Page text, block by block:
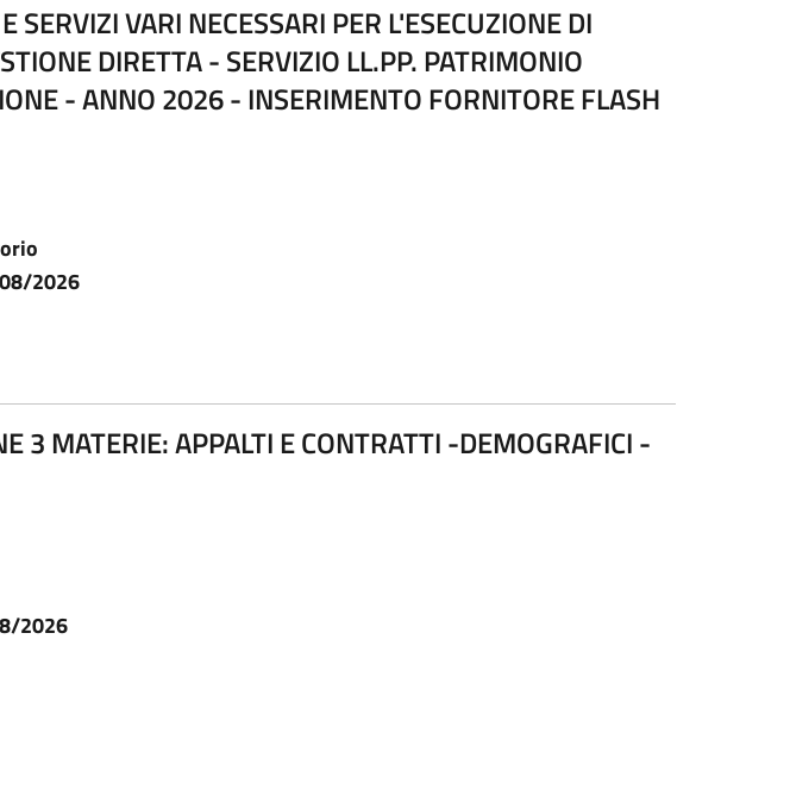
VARI NECESSARI PER L'ESECUZIONE DI
DIRETTA - SERVIZIO LL.PP. PATRIMONIO
- ANNO 2026 - INSERIMENTO FORNITORE FLASH
2026
3 MATERIE: APPALTI E CONTRATTI -DEMOGRAFICI -
2026